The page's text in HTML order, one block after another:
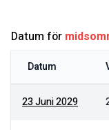
Datum för
Datum
23 Juni 2029